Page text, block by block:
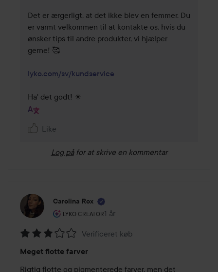
Det er ærgerligt, at det ikke blev en femmer. Du
er varmt velkommen til at kontakte os, hvis du
ønsker tips til andre produkter, vi hjælper
gerne! 🥰
lyko.com/sv/kundservice
Ha' det godt! ☀
Like
Log på for at skrive en kommentar
Carolina Rox
LYKO CREATOR
Brugerens rolle: Lyko Creator.
1 år
Posten blev oprettet 1 år
3
ud
Verificeret køb
Meget flotte farver
Rigtig flotte og pigmenterede farver, men det